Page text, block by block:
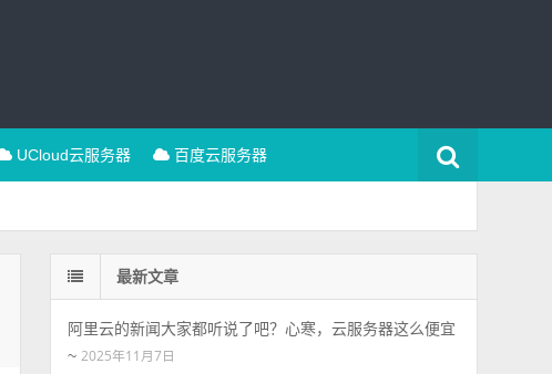
UCloud云服务器 百度云服务器
最新文章
阿里云的新闻大家都听说了吧？心寒，云服务器这么便宜
~ 2025年11月7日